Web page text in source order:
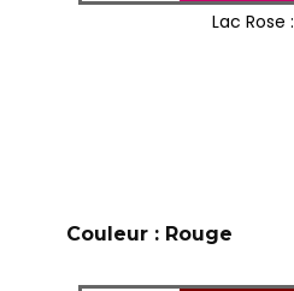
Lac Rose :
Couleur : Rouge